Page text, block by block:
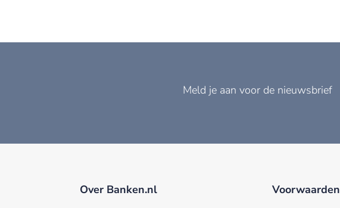
Meld je aan voor de nieuwsbrief
Over Banken.nl Voorwaarden